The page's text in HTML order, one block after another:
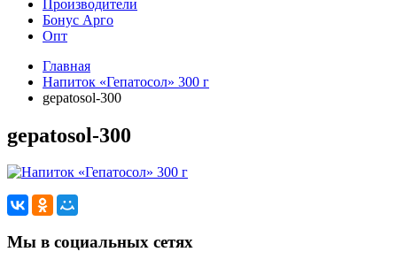
Производители
Бонус Арго
Опт
Главная
Напиток «Гепатосол» 300 г
gepatosol-300
gepatosol-300
Мы в социальных сетях